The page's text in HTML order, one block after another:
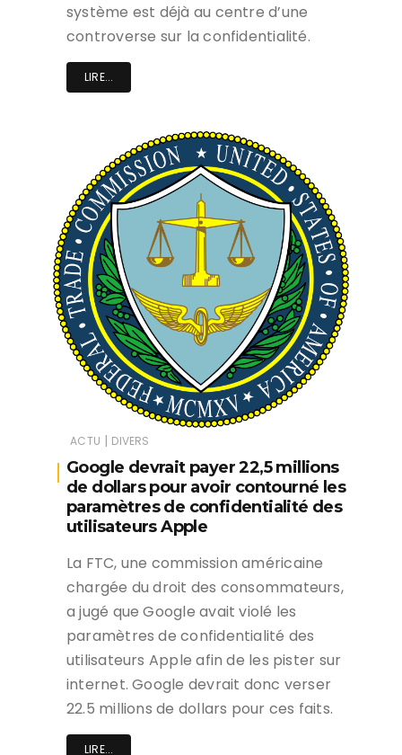
système est déjà au centre d’une
controverse sur la confidentialité.
LIRE...
ACTU | DIVERS
Google devrait payer 22,5 millions
de dollars pour avoir contourné les
paramètres de confidentialité des
utilisateurs Apple
La FTC, une commission américaine
chargée du droit des consommateurs,
a jugé que Google avait violé les
paramètres de confidentialité des
utilisateurs Apple afin de les pister sur
internet. Google devrait donc verser
22.5 millions de dollars pour ces faits.
LIRE...